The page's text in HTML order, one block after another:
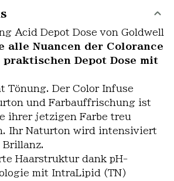
Acid Depot Dose von Goldwell
alle Nuancen der Colorance
Depot Dose mit
Tönung. Der Color Infuse
und Farbauffrischung ist
ihrer jetzigen Farbe treu
Ihr Naturton wird intensiviert
Brillanz.
Haarstruktur dank pH-
mit IntraLipid (TN)